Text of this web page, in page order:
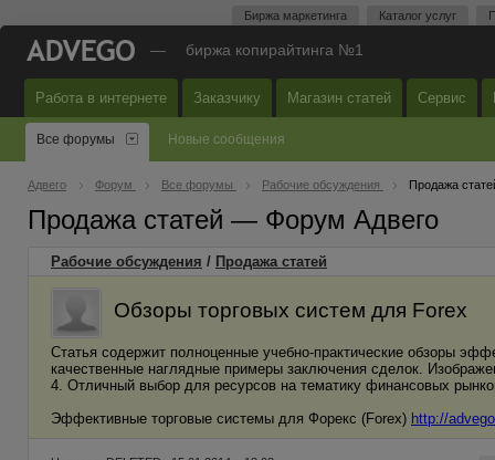
Биржа маркетинга Каталог услуг
— биржа копирайтинга №1
Работа в интернете Заказчику Магазин статей Сервис
Все форумы Новые сообщения
Адвего Форум Все форумы Рабочие обсуждения Продажа
Продажа статей — Форум Адвего
Рабочие обсуждения / Продажа статей
Обзоры торговых систем для Forex
Cтатья содержит полноценные учебно-практические обзоры
качественные наглядные примеры заключения сделок.
4. Отличный выбор для ресурсов на тематику финансовых
Эффективные торговые системы для Форекс (Forex) http://